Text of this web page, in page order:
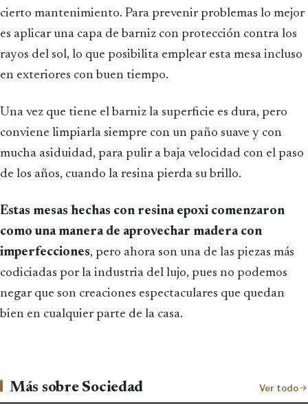
cierto mantenimiento. Para prevenir problemas lo mejor
es aplicar una capa de barniz con protección contra los
rayos del sol, lo que posibilita emplear esta mesa incluso
en exteriores con buen tiempo.
Una vez que tiene el barniz la superficie es dura, pero
conviene limpiarla siempre con un paño suave y con
mucha asiduidad, para pulir a baja velocidad con el paso
de los años, cuando la resina pierda su brillo.
Estas mesas hechas con resina epoxi comenzaron
como una manera de aprovechar madera con
imperfecciones, pero ahora son una de las piezas más
codiciadas por la industria del lujo, pues no podemos
negar que son creaciones espectaculares que quedan
bien en cualquier parte de la casa.
Más sobre Sociedad Ver todo